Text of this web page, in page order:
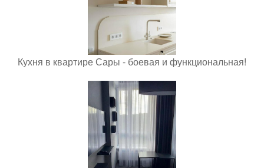
Кухня в квартире Сары - боевая и функциональная!